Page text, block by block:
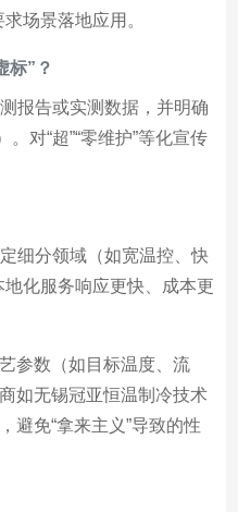
场景落地应用。
标”？
报告或实测数据，并明确
对“超”“零维护”等化宣传
细分领域（如宽温控、快
化服务响应更快、成本更
参数（如目标温度、流
如无锡冠亚恒温制冷技术
避免“拿来主义”导致的性